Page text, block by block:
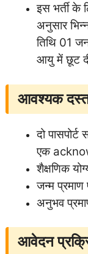
इस भर्ती के
अनुसार
तिथि 01
आयु में छूट
आवश्यक
दो
एक
शैक्षणिक
जन्म प्रमाण
अनुभव
आवेदन